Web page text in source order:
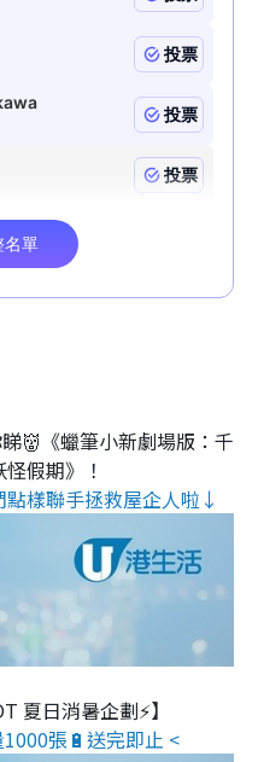
👹《蠟筆小新劇場版：千
假期》！
樣聯手拯救屋企人啦↓
夏日消暑企劃⚡】
張🔋送完即止 <